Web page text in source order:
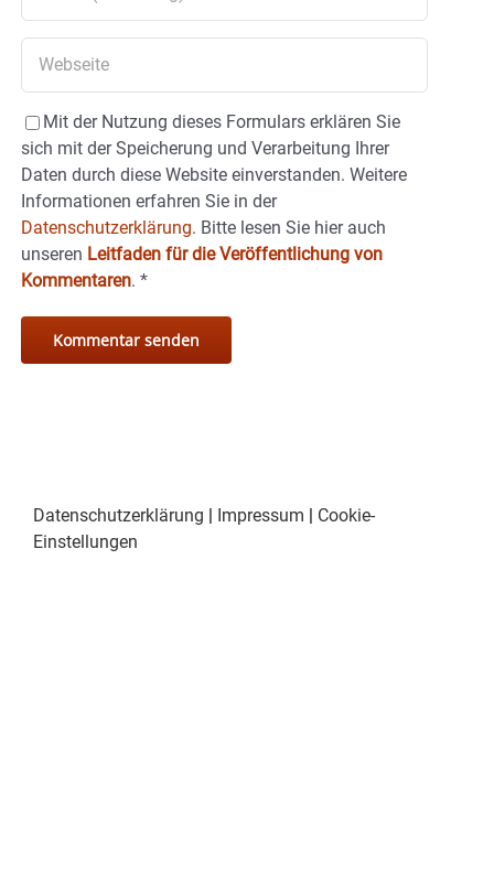
Mit der Nutzung dieses Formulars erklären Sie
sich mit der Speicherung und Verarbeitung Ihrer
Daten durch diese Website einverstanden. Weitere
Informationen erfahren Sie in der
Datenschutzerklärung. Bitte lesen Sie hier auch
unseren Leitfaden für die Veröffentlichung von
Kommentaren. *
Datenschutzerklärung | Impressum | Cookie-
Einstellungen